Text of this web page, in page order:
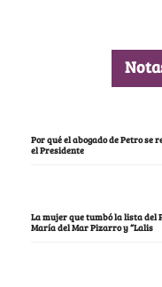
Por qué el abogado de Petro se
el Presidente
La mujer que tumbó la lista del
María del Mar Pizarro y “Lalis